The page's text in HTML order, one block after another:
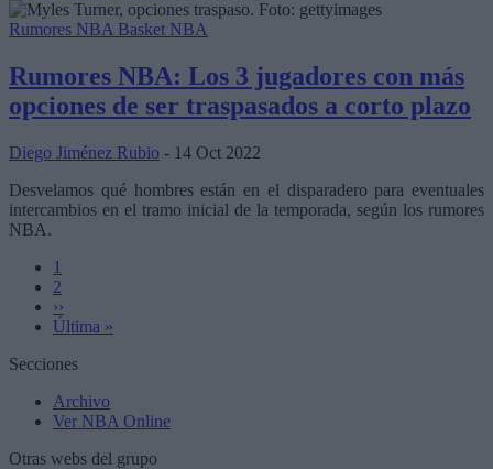
Rumores NBA Basket NBA
Rumores NBA: Los 3 jugadores con más
opciones de ser traspasados a corto plazo
Diego Jiménez Rubio - 14 Oct 2022
Desvelamos qué hombres están en el disparadero para eventuales
intercambios en el tramo inicial de la temporada, según los rumores
NBA.
Pagination
Página
1
Página
2
Next
page
››
Last
Última »
Secciones
Archivo
Ver NBA Online
Otras webs del grupo